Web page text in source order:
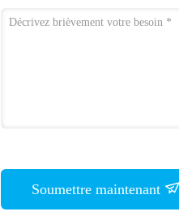
Soumettre maintenant